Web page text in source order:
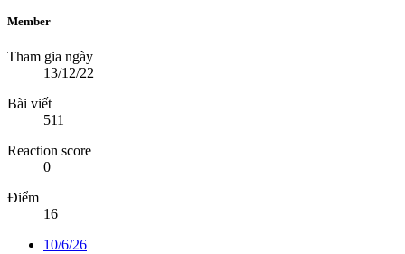
Member
Tham gia ngày
13/12/22
Bài viết
511
Reaction score
0
Điểm
16
10/6/26